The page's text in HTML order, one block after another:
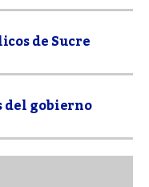
de Sucre
del gobierno